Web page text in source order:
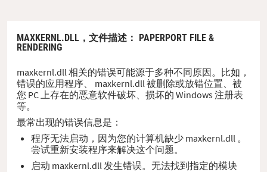
MAXKERNL.DLL， 文件描述 ： PAPERPORT FILE &
RENDERING
maxkernl.dll 相关的错误可能源于多种不同原因。比如，
错误的应用程序、 maxkernl.dll 被删除或放错位置、被
您 PC 上存在的恶意软件破坏、损坏的 Windows 注册表
等。
最常出现的错误信息是：
程序无法启动，因为您的计算机缺少 maxkernl.dll 。
尝试重新安装程序来解决这个问题。
启动 maxkernl.dll 发生错误。无法找到指定的模块